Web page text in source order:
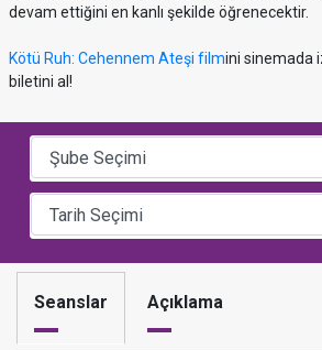
devam ettiğini en kanlı şekilde öğrenecektir.
Kötü Ruh: Cehennem Ateşi filmini sinemada
biletini al!
Seanslar Açıklama